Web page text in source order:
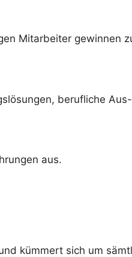
Mitarbeiter gewinnen
berufliche
aus.
kümmert sich um